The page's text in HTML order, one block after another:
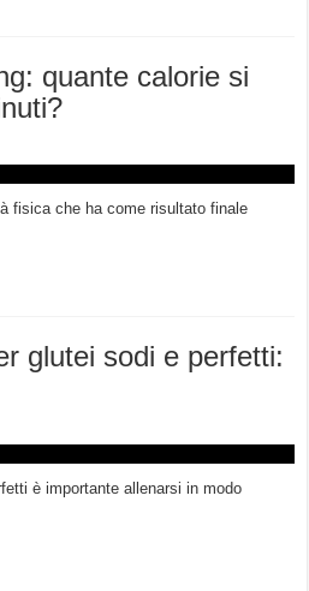
quante calorie si
fisica che ha come risultato finale
glutei sodi e perfetti:
è importante allenarsi in modo